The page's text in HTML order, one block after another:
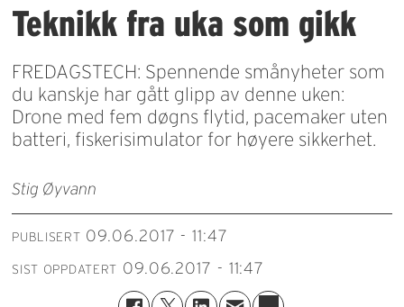
Teknikk fra uka som gikk
FREDAGSTECH: Spennende smånyheter som
du kanskje har gått glipp av denne uken:
Drone med fem døgns flytid, pacemaker uten
batteri, fiskerisimulator for høyere sikkerhet.
Stig Øyvann
PUBLISERT 09.06.2017 - 11:47
SIST OPPDATERT 09.06.2017 - 11:47